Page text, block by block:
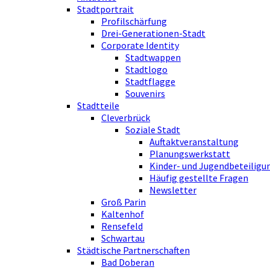
Stadtportrait
Profilschärfung
Drei-Generationen-Stadt
Corporate Identity
Stadtwappen
Stadtlogo
Stadtflagge
Souvenirs
Stadtteile
Cleverbrück
Soziale Stadt
Auftaktveranstaltung
Planungswerkstatt
Kinder- und
Häufig gestellte Fragen
Newsletter
Groß Parin
Kaltenhof
Rensefeld
Schwartau
Städtische Partnerschaften
Bad Doberan